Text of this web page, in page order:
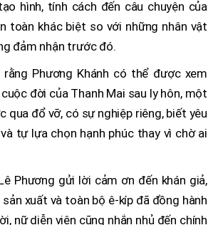
hình, tính cách đến câu chuyện của
toàn khác biệt so với những nhân vật
đảm nhận trước đó.
rằng Phương Khánh có thể được xem
đời của Thanh Mai sau ly hôn, một
qua đổ vỡ, có sự nghiệp riêng, biết yêu
tự lựa chọn hạnh phúc thay vì chờ ai
Phương gửi lời cảm ơn đến khán giả,
xuất và toàn bộ ê-kíp đã đồng hành
nữ diễn viên cũng nhắn nhủ đến chính